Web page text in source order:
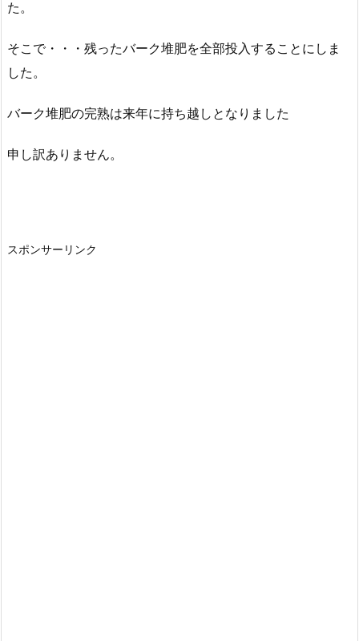
た。
そこで・・・残ったバーク堆肥を全部投入することにしま
した。
バーク堆肥の完熟は来年に持ち越しとなりました
申し訳ありません。
スポンサーリンク